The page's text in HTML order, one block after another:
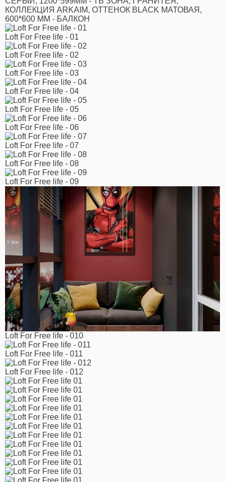
КОЛЛЕКЦИЯ ARKAIM, ОТТЕНОК BLACK МАТОВАЯ,
600*600 ММ - БАЛКОН
Loft For Free life - 01
Loft For Free life - 02
Loft For Free life - 03
Loft For Free life - 04
Loft For Free life - 05
Loft For Free life - 06
Loft For Free life - 07
Loft For Free life - 08
Loft For Free life - 09
Loft For Free life - 010
Loft For Free life - 011
Loft For Free life - 012